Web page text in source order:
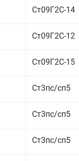
Ст09Г2С-14
Ст09Г2С-12
Ст09Г2С-15
Ст3пс/сп5
Ст3пс/сп5
Ст3пс/сп5